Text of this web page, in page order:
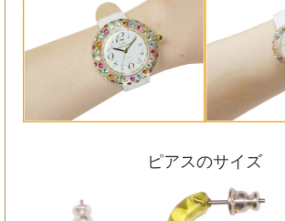
ピアスのサイズ